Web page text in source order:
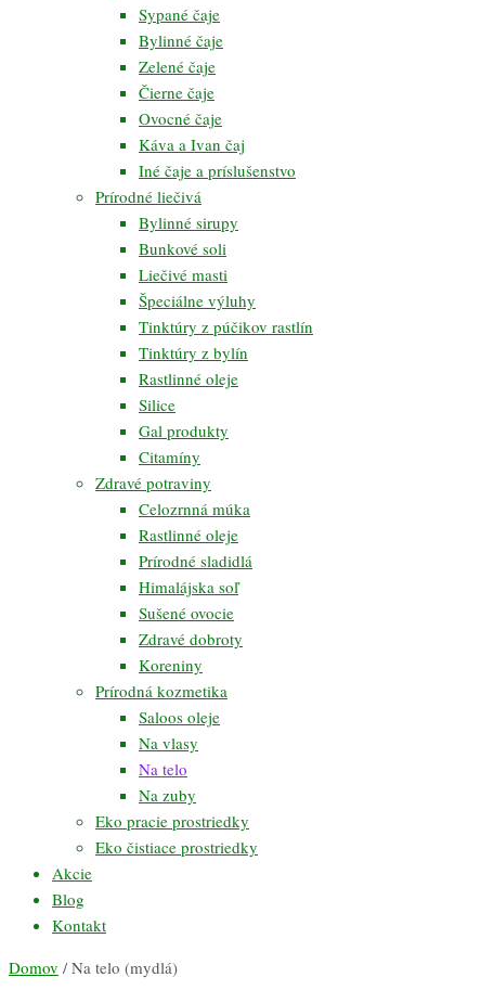
Sypané čaje
Bylinné čaje
Zelené čaje
Čierne čaje
Ovocné čaje
Káva a Ivan čaj
Iné čaje a príslušenstvo
Prírodné liečivá
Bylinné sirupy
Bunkové soli
Liečivé masti
Špeciálne výluhy
Tinktúry z púčikov rastlín
Tinktúry z bylín
Rastlinné oleje
Silice
Gal produkty
Citamíny
Zdravé potraviny
Celozrnná múka
Rastlinné oleje
Prírodné sladidlá
Himalájska soľ
Sušené ovocie
Zdravé dobroty
Koreniny
Prírodná kozmetika
Saloos oleje
Na vlasy
Na telo
Na zuby
Eko pracie prostriedky
Eko čistiace prostriedky
Akcie
Blog
Kontakt
Domov / Na telo (mydlá)